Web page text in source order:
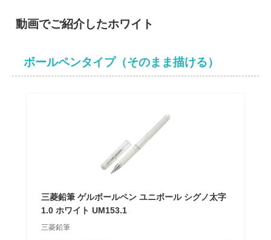
動画でご紹介したホワイト
ボールペンタイプ（そのまま描ける）
三菱鉛筆 ゲルボールペン ユニボール シグノ太字
1.0 ホワイト UM153.1
三菱鉛筆